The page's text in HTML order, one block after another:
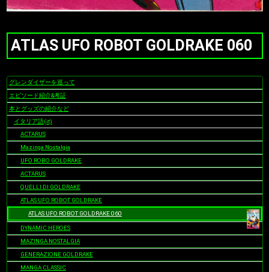
ATLAS UFO ROBOT GOLDRAKE 060
ナ
ビ
ゲ
シ
ョ
ン
グレンダイザーを巡って
エピソード紹介&考証
本とグッズの紹介など
イタリア語(it)
ACTARUS
Mazinga Nostalgia
UFO ROBO GOLDRAKE
ACTARUS
QUELLI DI GOLDRAKE
ATLAS UFO ROBOT GOLDRAKE
ATLAS UFO ROBOT GOLDRAKE 060
DYNAMIC HEROES
MAZINGA NOSTALGIA
GENERAZIONE GOLDRAKE
MANGA CLASSIC